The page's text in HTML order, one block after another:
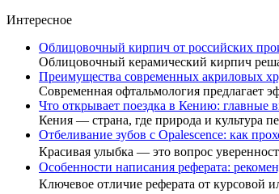
Интересное
Облицовочный кирпич от российских
Облицовочный керамический кирпич
Преимущества современных акриловых
Современная офтальмология предлагает
Что открывает поездка в Кению: главные
Кения — страна, где природа и культура
Отбеливание зубов с Opalescence: как
Красивая улыбка — это вопрос
Особенности написания реферата:
Ключевое отличие реферата от курсовой